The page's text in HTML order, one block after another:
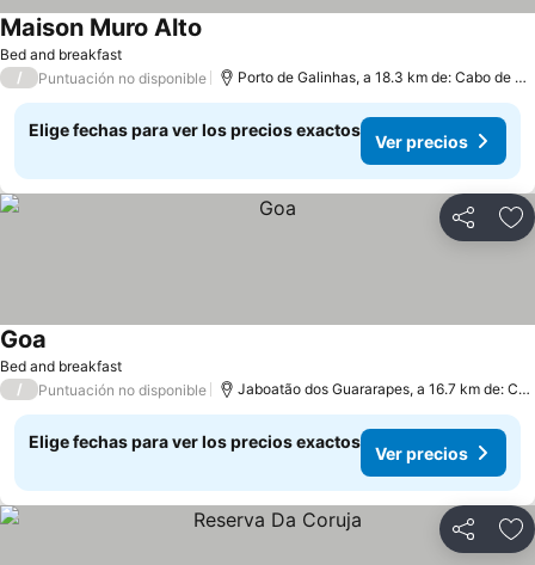
Bed and breakfast
Maison Muro Alto
/ Puntuación no disponible Porto de Galinhas, a 18.3 km de: Cabo de Santo Agostinho
Elige fechas para ver los precios exactos
Ver precios
Compartir
Bed and breakfast
Goa
/ Puntuación no disponible Jaboatão dos Guararapes, a 16.7 km de: Cabo de Santo Agostinho
Elige fechas para ver los precios exactos
Ver precios
Compartir